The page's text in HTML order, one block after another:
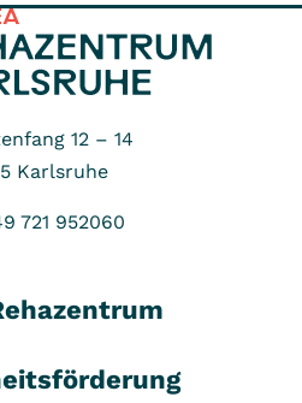
12 – 14
Karlsruhe
721 952060